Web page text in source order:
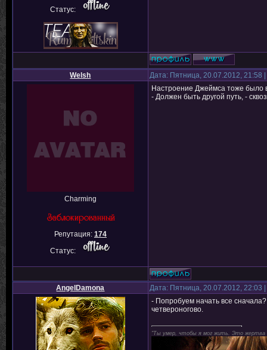
Статус:
Welsh Дата: Пятница, 20.07.2012,
Charming
Репутация: 174
Статус:
Настроение Джеймса тоже было
- Должен быть другой путь, -
AngelDamona Дата: Пятница, 20.07.2012,
- Попробуем начать все
четвероногово.
"Ты умер, чтобы я мог жить. Это жертва